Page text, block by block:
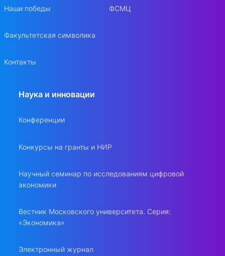
Наши победы
Факультетская символика
Контакты
ФСМЦ
Наука и инновации
Конференции
Конкурсы на гранты и НИР
Научный семинар по исследованиям цифровой
экономики
Вестник Московского университета. Серия:
«Экономика»
Электронный журнал